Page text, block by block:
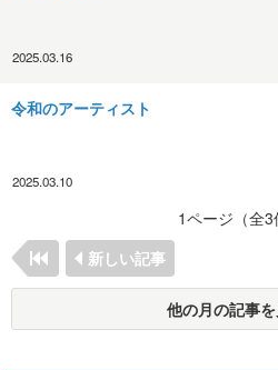
2025.03.16
令和のアーティスト
2025.03.10
1ページ（全3
新しい記事
他の月の記事